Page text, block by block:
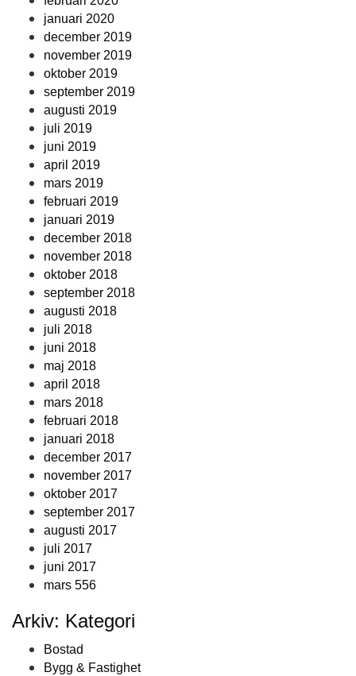
januari 2020
december 2019
november 2019
oktober 2019
september 2019
augusti 2019
juli 2019
juni 2019
april 2019
mars 2019
februari 2019
januari 2019
december 2018
november 2018
oktober 2018
september 2018
augusti 2018
juli 2018
juni 2018
maj 2018
april 2018
mars 2018
februari 2018
januari 2018
december 2017
november 2017
oktober 2017
september 2017
augusti 2017
juli 2017
juni 2017
mars 556
Arkiv: Kategori
Bostad
Bygg & Fastighet